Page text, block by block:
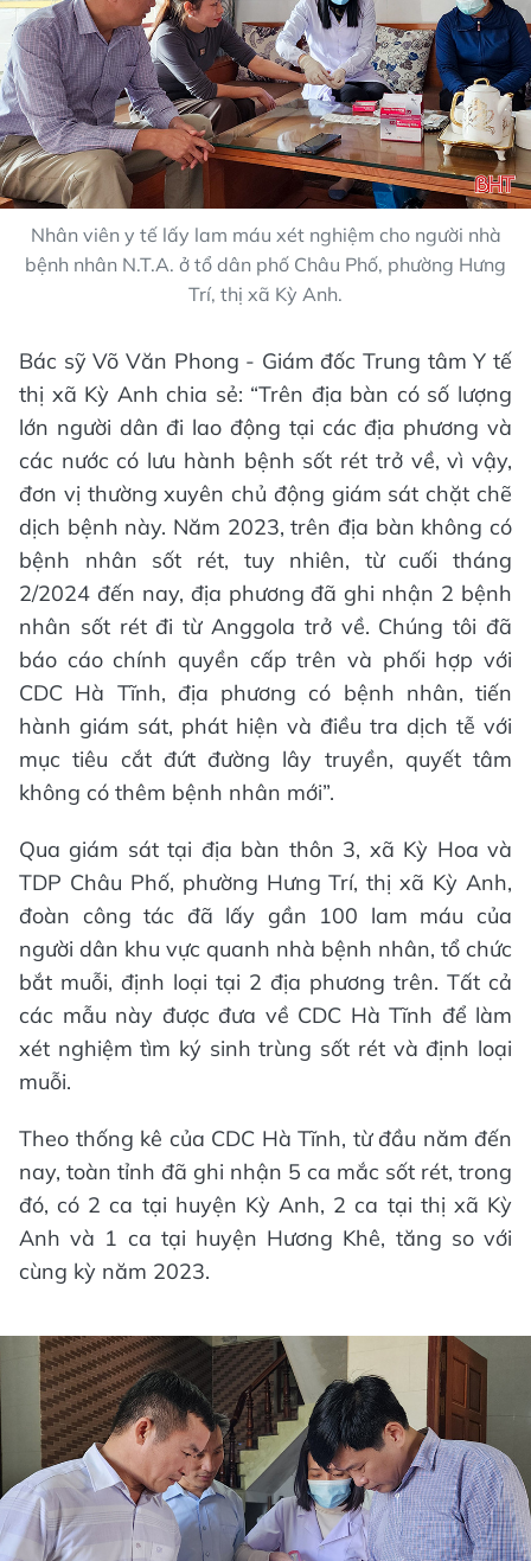
Nhân viên y tế lấy lam máu xét nghiệm cho người nhà
bệnh nhân N.T.A. ở tổ dân phố Châu Phố, phường Hưng
Trí, thị xã Kỳ Anh.
Bác sỹ Võ Văn Phong - Giám đốc Trung tâm Y tế
thị xã Kỳ Anh chia sẻ: “Trên địa bàn có số lượng
lớn người dân đi lao động tại các địa phương và
các nước có lưu hành bệnh sốt rét trở về, vì vậy,
đơn vị thường xuyên chủ động giám sát chặt chẽ
dịch bệnh này. Năm 2023, trên địa bàn không có
bệnh nhân sốt rét, tuy nhiên, từ cuối tháng
2/2024 đến nay, địa phương đã ghi nhận 2 bệnh
nhân sốt rét đi từ Anggola trở về. Chúng tôi đã
báo cáo chính quyền cấp trên và phối hợp với
CDC Hà Tĩnh, địa phương có bệnh nhân, tiến
hành giám sát, phát hiện và điều tra dịch tễ với
mục tiêu cắt đứt đường lây truyền, quyết tâm
không có thêm bệnh nhân mới”.
Qua giám sát tại địa bàn thôn 3, xã Kỳ Hoa và
TDP Châu Phố, phường Hưng Trí, thị xã Kỳ Anh,
đoàn công tác đã lấy gần 100 lam máu của
người dân khu vực quanh nhà bệnh nhân, tổ chức
bắt muỗi, định loại tại 2 địa phương trên. Tất cả
các mẫu này được đưa về CDC Hà Tĩnh để làm
xét nghiệm tìm ký sinh trùng sốt rét và định loại
muỗi.
Theo thống kê của CDC Hà Tĩnh, từ đầu năm đến
nay, toàn tỉnh đã ghi nhận 5 ca mắc sốt rét, trong
đó, có 2 ca tại huyện Kỳ Anh, 2 ca tại thị xã Kỳ
Anh và 1 ca tại huyện Hương Khê, tăng so với
cùng kỳ năm 2023.